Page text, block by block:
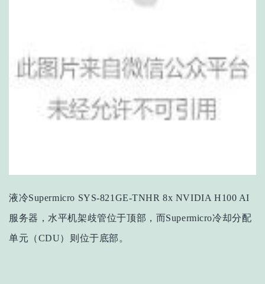
液冷Supermicro SYS-821GE-TNHR 8x NVIDIA H100 AI
服务器 ，水平机架歧管位于顶部，而Supermicro冷却分配
单元（CDU）则位于底部。